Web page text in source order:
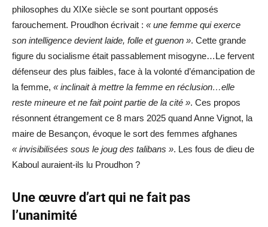
philosophes du XIXe siècle se sont pourtant opposés
farouchement. Proudhon écrivait : « une femme qui exerce
son intelligence devient laide, folle et guenon ». Cette grande
figure du socialisme était passablement misogyne…Le fervent
défenseur des plus faibles, face à la volonté d’émancipation de
la femme, « inclinait à mettre la femme en réclusion…elle
reste mineure et ne fait point partie de la cité ». Ces propos
résonnent étrangement ce 8 mars 2025 quand Anne Vignot, la
maire de Besançon, évoque le sort des femmes afghanes
« invisibilisées sous le joug des talibans ». Les fous de dieu de
Kaboul auraient-ils lu Proudhon ?
Une œuvre d’art qui ne fait pas
l’unanimité